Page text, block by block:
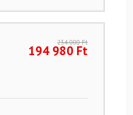
234 000Ft
194 980 Ft